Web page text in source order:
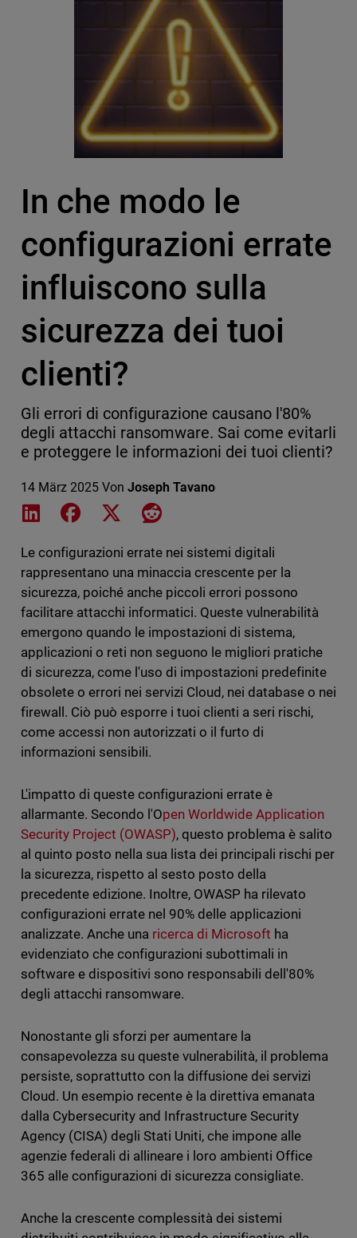
In che modo le
configurazioni errate
influiscono sulla
sicurezza dei tuoi
clienti?
Gli errori di configurazione causano l'80%
degli attacchi ransomware. Sai come evitarli
e proteggere le informazioni dei tuoi clienti?
14 März 2025 Von Joseph Tavano
Share on LinkedIn
Share on Facebook
Share on XShare on Reddit
Le configurazioni errate nei sistemi digitali
rappresentano una minaccia crescente per la
sicurezza, poiché anche piccoli errori possono
facilitare attacchi informatici. Queste vulnerabilità
emergono quando le impostazioni di sistema,
applicazioni o reti non seguono le migliori pratiche
di sicurezza, come l'uso di impostazioni predefinite
obsolete o errori nei servizi Cloud, nei database o nei
firewall. Ciò può esporre i tuoi clienti a seri rischi,
come accessi non autorizzati o il furto di
informazioni sensibili.
L'impatto di queste configurazioni errate è
allarmante. Secondo l'Open Worldwide Application
Security Project (OWASP), questo problema è salito
al quinto posto nella sua lista dei principali rischi per
la sicurezza, rispetto al sesto posto della
precedente edizione. Inoltre, OWASP ha rilevato
configurazioni errate nel 90% delle applicazioni
analizzate. Anche una ricerca di Microsoft ha
evidenziato che configurazioni subottimali in
software e dispositivi sono responsabili dell'80%
degli attacchi ransomware.
Nonostante gli sforzi per aumentare la
consapevolezza su queste vulnerabilità, il problema
persiste, soprattutto con la diffusione dei servizi
Cloud. Un esempio recente è la direttiva emanata
dalla Cybersecurity and Infrastructure Security
Agency (CISA) degli Stati Uniti, che impone alle
agenzie federali di allineare i loro ambienti Office
365 alle configurazioni di sicurezza consigliate.
Anche la crescente complessità dei sistemi